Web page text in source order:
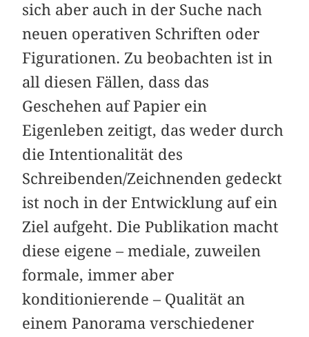
sich aber auch in der Suche nach
neuen operativen Schriften oder
Figurationen. Zu beobachten ist in
all diesen Fällen, dass das
Geschehen auf Papier ein
Eigenleben zeitigt, das weder durch
die Intentionalität des
Schreibenden/Zeichnenden gedeckt
ist noch in der Entwicklung auf ein
Ziel aufgeht. Die Publikation macht
diese eigene – mediale, zuweilen
formale, immer aber
konditionierende – Qualität an
einem Panorama verschiedener